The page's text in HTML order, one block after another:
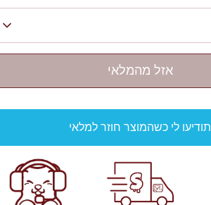
אזל מהמלאי
תודיעו לי כשהמוצר חוזר למלאי